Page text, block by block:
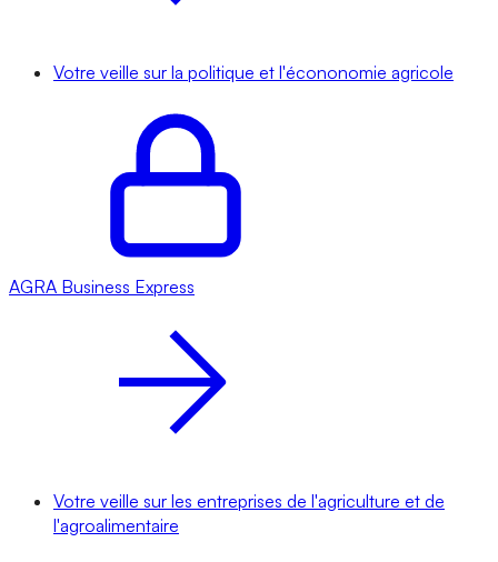
Votre veille sur la politique et l'écononomie agricole
AGRA Business Express
Votre veille sur les entreprises de l'agriculture et de
l'agroalimentaire